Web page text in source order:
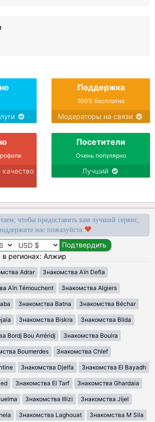
Поддержка
100% бесплатно
Модераторы на связи
Посетители
Очень популярно
Лучший
чтобы предоставить вам лучший сервис,
нас пожалуйста
в регионах: Алжир
Adrar Знакомства Aïn Defla
Aïn Témouchent Знакомства Algiers
Знакомства Batna Знакомства Béchar
Знакомства Biskra Знакомства Blida
Bordj Bou Arréridj Знакомства Bouira
Boumerdes Знакомства Chlef
Знакомства Djelfa Знакомства El Bayadh
Знакомства El Tarf Знакомства Ghardaia
Знакомства Illizi Знакомства Jijel
Знакомства Laghouat Знакомства M Sila